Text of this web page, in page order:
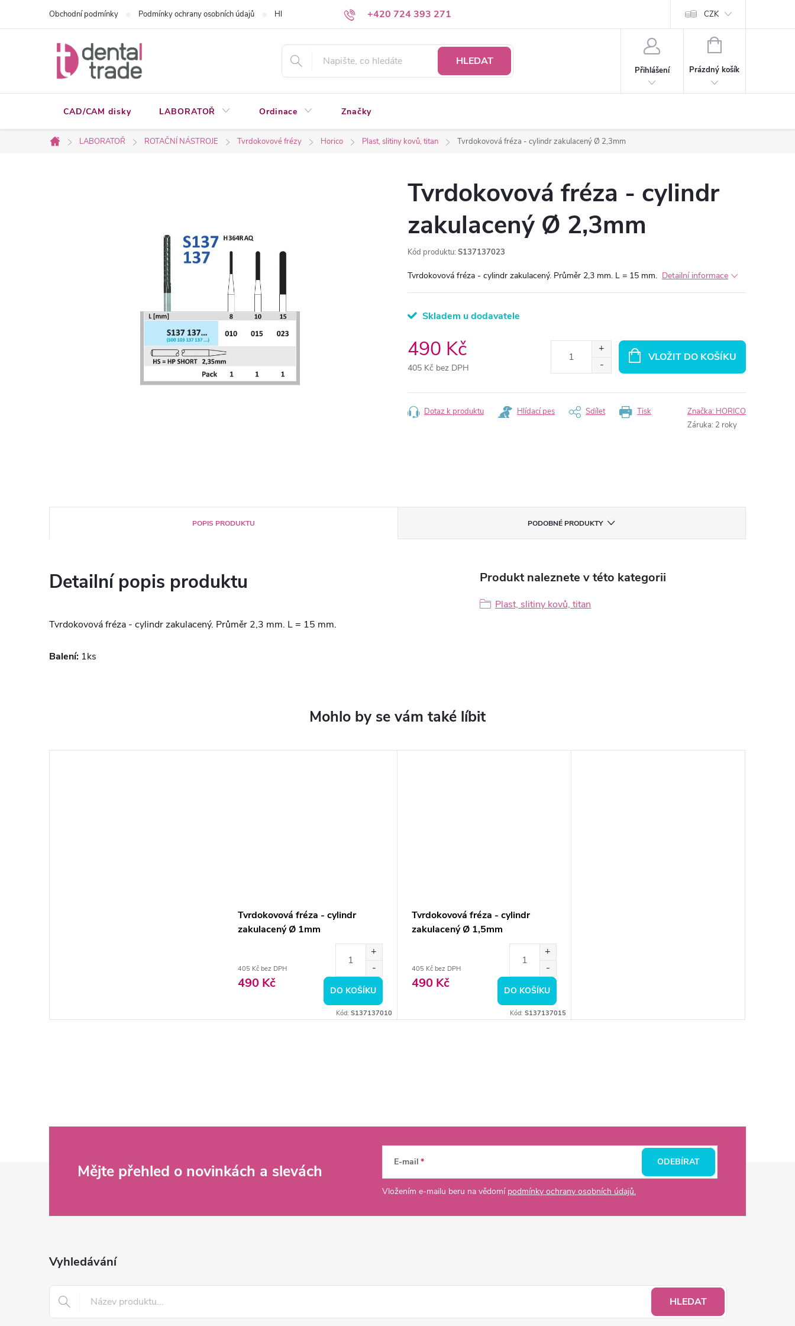
+420 724 393 271
Obchodní podmínky Podmínky ochrany osobních údajů Hledáte a nenacházíte? Napište nám CZK
HLEDAT
Přihlášení
NÁKUPNÍ
Prázdný košík
CAD/CAM disky LABORATOŘ Ordinace Značky
Domů
LABORATOŘ ROTAČNÍ NÁSTROJE Tvrdokovové frézy Horico Plast, slitiny kovů, titan Tvrdokovová fréza - cylindr zakulacený Ø 2,3mm
Tvrdokovová fréza - cylindr
zakulacený Ø 2,3mm
Kód produktu: S137137023
Tvrdokovová fréza - cylindr zakulacený. Průměr 2,3 mm. L = 15 mm. Detailní informace
Skladem u dodavatele
490 Kč
405 Kč bez DPH
cena:
VLOŽIT DO KOŠÍKU
Tisk
Dotaz k produktu Hlídací pes Sdílet Značka: HORICO
Záruka: 2 roky
POPIS PRODUKTU PODOBNÉ PRODUKTY
Detailní popis produktu
Tvrdokovová fréza - cylindr zakulacený. Průměr 2,3 mm. L = 15 mm.
Balení: 1ks
Produkt naleznete v této kategorii
Plast, slitiny kovů, titan
Tvrdokovová fréza - cylindr
zakulacený Ø 1mm
405 Kč bez DPH
490 Kč DO KOŠÍKU
Kód: S137137010
Tvrdokovová fréza - cylindr
zakulacený Ø 1,5mm
405 Kč bez DPH
490 Kč DO KOŠÍKU
Kód: S137137015
Mějte přehled o novinkách a slevách E-mail
Vložením e-mailu beru na vědomí podmínky ochrany osobních údajů.
ODEBÍRAT
Vyhledávání
HLEDAT